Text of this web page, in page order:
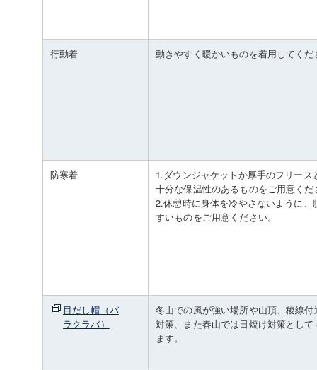
行動着 動きやすく暖かいものを着用してくだ
防寒着
1.ダウンジャケットか厚手のフリース
十分な保温性のあるものをご用意くだ
2.休憩時に身体を冷やさないように、
すいものをご用意ください。
目だし帽（バ
ラクラバ）
冬山での風が強い場所や山頂、稜線
対策、また春山では日焼け対策とし
ます。